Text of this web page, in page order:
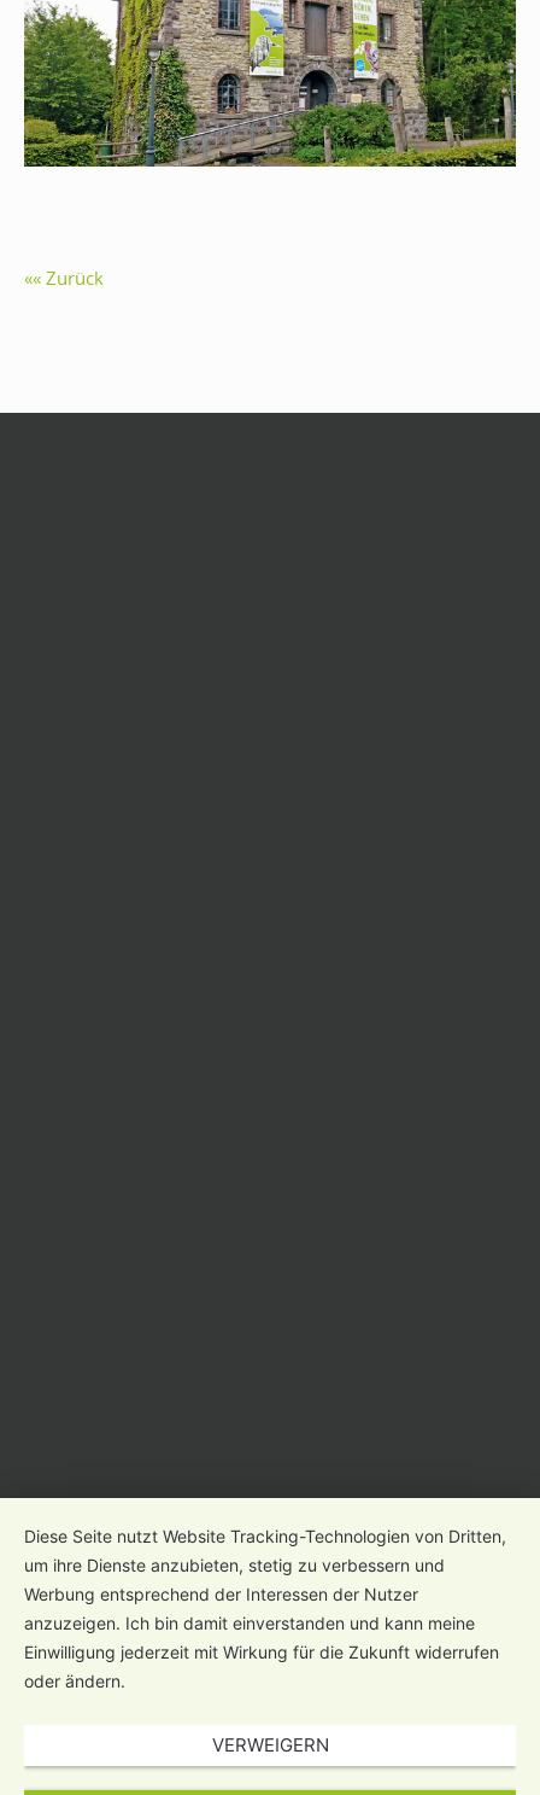
Zurück
Diese Seite nutzt Website Tracking-Technologien von Dritten,
um ihre Dienste anzubieten, stetig zu verbessern und
Werbung entsprechend der Interessen der Nutzer
anzuzeigen. Ich bin damit einverstanden und kann meine
Einwilligung jederzeit mit Wirkung für die Zukunft widerrufen
oder ändern.
VERWEIGERN